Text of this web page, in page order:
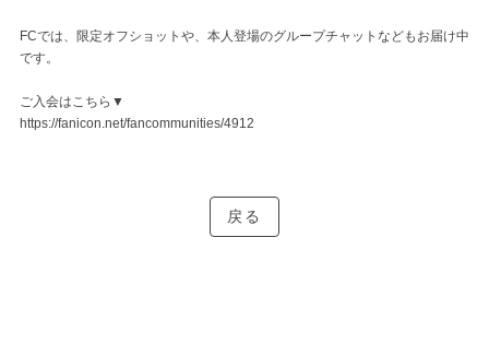
FCでは、限定オフショットや、本人登場のグループチャットなどもお届け中
です。
ご入会はこちら▼
https://fanicon.net/fancommunities/4912
戻る